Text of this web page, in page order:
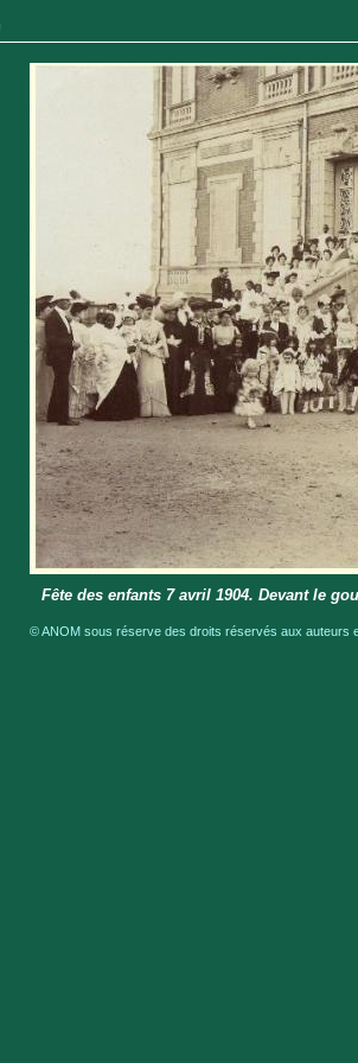
Fête des enfants 7 avril 1904. Devant le
© ANOM sous réserve des droits réservés aux auteurs